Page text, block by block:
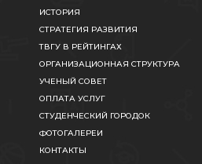
ИСТОРИЯ
СТРАТЕГИЯ РАЗВИТИЯ
ТВГУ В РЕЙТИНГАХ
ОРГАНИЗАЦИОННАЯ СТРУКТУРА
УЧЕНЫЙ СОВЕТ
ОПЛАТА УСЛУГ
СТУДЕНЧЕСКИЙ ГОРОДОК
ФОТОГАЛЕРЕИ
КОНТАКТЫ